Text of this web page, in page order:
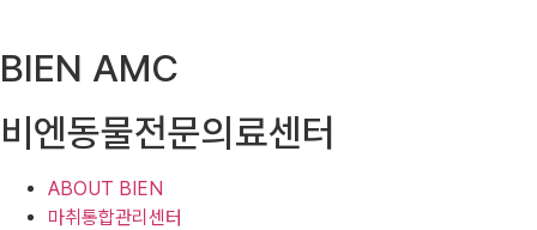
BIEN AMC
비엔동물전문의료센터
ABOUT BIEN
마취통합관리센터